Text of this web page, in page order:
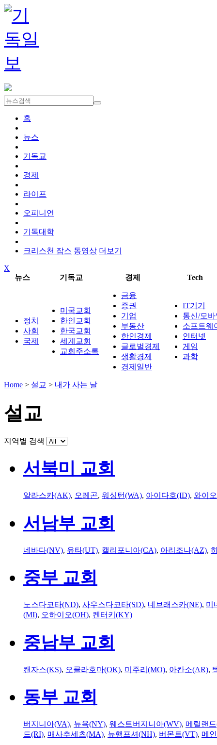
홈
뉴스
기독교
경제
라이프
오피니언
기독대학
크리스천 잡스 동영상 더보기
X
뉴스
기독교 경제 Tech
정치
사회
국제
미국교회
한인교회
한국교회
세계교회
교회주소록
금융
증권
기업
부동산
한인경제
글로벌경제
생활경제
경제일반
IT기기
통신/모
소프트웨
인터넷
게임
과학
Home > 설교 > 내가 사는 날
설교
지역별 검색
서북미 교회
알라스카(AK), 오레곤, 워싱턴(WA), 아이다호(ID), 와이
서남부 교회
네바다(NV), 유타(UT), 캘리포니아(CA), 아리조나(AZ),
중부 교회
노스다코타(ND), 사우스다코타(SD), 네브래스카(NE), 미
(MI), 오하이오(OH), 켄터키(KY)
중남부 교회
캔자스(KS), 오클라호마(OK), 미주리(MO), 아칸소(AR),
동부 교회
버지니아(VA), 뉴욕(NY), 웨스트버지니아(WV), 메릴랜
드(RI), 매사추세츠(MA), 뉴햄프셔(NH), 버몬트(VT), 메